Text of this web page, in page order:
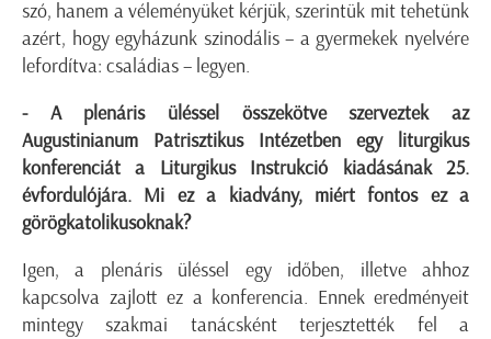
szó, hanem a véleményüket kérjük, szerintük mit tehetünk
azért, hogy egyházunk szinodális – a gyermekek nyelvére
lefordítva: családias – legyen.
- A plenáris üléssel összekötve szerveztek az
Augustinianum Patrisztikus Intézetben egy liturgikus
konferenciát a Liturgikus Instrukció kiadásának 25.
évfordulójára. Mi ez a kiadvány, miért fontos ez a
görögkatolikusoknak?
Igen, a plenáris üléssel egy időben, illetve ahhoz
kapcsolva zajlott ez a konferencia. Ennek eredményeit
mintegy szakmai tanácsként terjesztették fel a